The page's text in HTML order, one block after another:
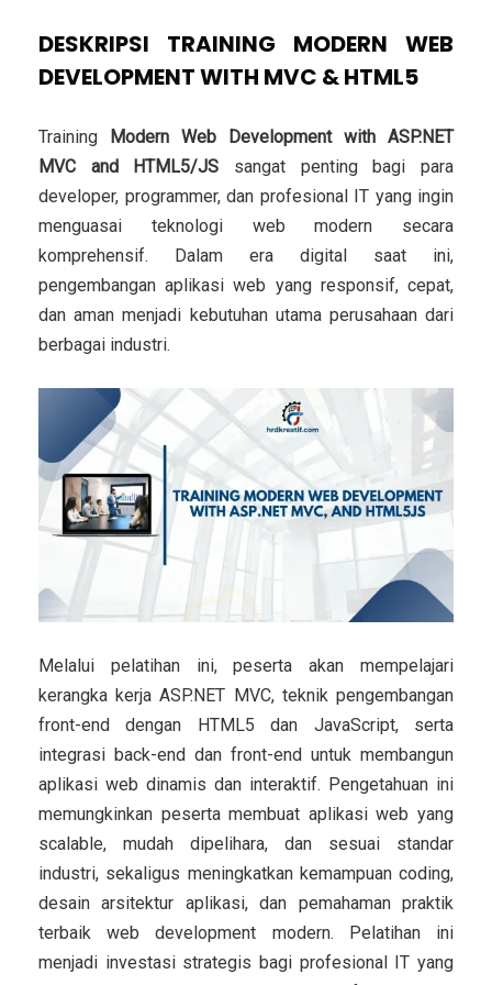
DESKRIPSI TRAINING MODERN WEB
DEVELOPMENT WITH MVC & HTML5
Training
Modern Web Development with ASP.NET
MVC and HTML5/JS sangat penting bagi para
developer, programmer, dan profesional IT yang ingin
menguasai teknologi web modern secara
komprehensif. Dalam era digital saat ini,
pengembangan aplikasi web yang responsif, cepat,
dan aman menjadi kebutuhan utama perusahaan dari
berbagai industri.
Melalui pelatihan ini, peserta akan mempelajari
kerangka kerjaASP.NET MVC, teknik pengembangan
front-end dengan HTML5 dan JavaScript, serta
integrasi back-end dan front-end untuk membangun
aplikasi web dinamis dan interaktif. Pengetahuan ini
memungkinkan peserta membuat aplikasi web yang
scalable, mudah dipelihara, dan sesuai standar
industri, sekaligus meningkatkan kemampuan coding,
desain arsitektur aplikasi, dan pemahaman praktik
terbaik web development modern. Pelatihan ini
menjadi investasi strategis bagi profesional IT yang